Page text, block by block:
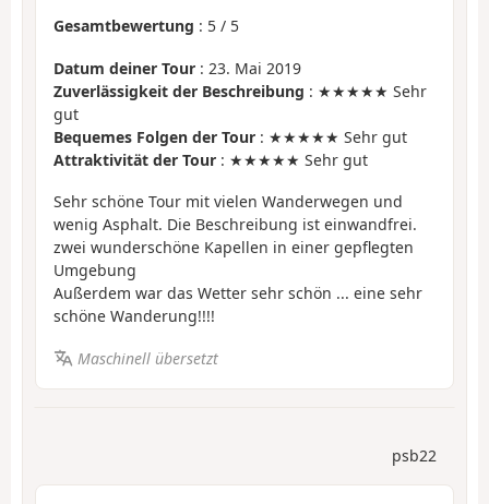
Gesamtbewertung : 5 / 5
Datum deiner Tour : 23. Mai 2019
Zuverlässigkeit der Beschreibung : ★★★★★ Sehr
gut
Bequemes Folgen der Tour : ★★★★★ Sehr gut
Attraktivität der Tour : ★★★★★ Sehr gut
Sehr schöne Tour mit vielen Wanderwegen und
wenig Asphalt. Die Beschreibung ist einwandfrei.
zwei wunderschöne Kapellen in einer gepflegten
Umgebung
Außerdem war das Wetter sehr schön ... eine sehr
schöne Wanderung!!!!
Maschinell übersetzt
psb22